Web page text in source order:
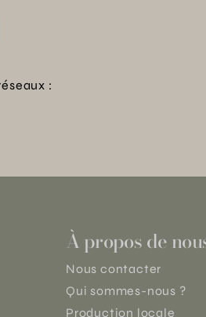
:
À propos de
Nous contacter
Qui sommes-nous ?
Production locale